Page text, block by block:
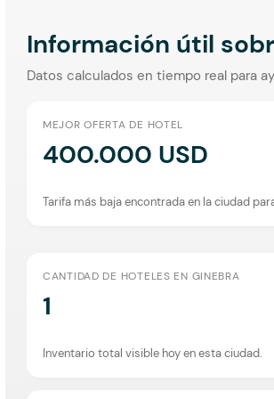
Información útil
Datos calculados en tiempo real para
MEJOR OFERTA DE HOTEL
400.000 USD
Tarifa más baja encontrada en la ciudad
CANTIDAD DE HOTELES EN GINEBRA
1
Inventario total visible hoy en esta ciudad.